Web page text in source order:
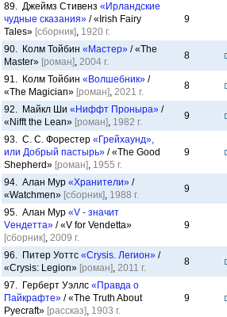
89. Джеймз Стивенз «Ирландские
чудные сказания» / «Irish Fairy
Tales» [сборник], 1920 г.
9
90. Колм Тойбин «Мастер» / «The
Master» [роман], 2004 г.
8
91. Колм Тойбин «Волшебник» /
«The Magician» [роман], 2021 г.
8
92. Майкл Ши «Ниффт Проныра» /
«Nifft the Lean» [роман], 1982 г.
9
93. С. С. Форестер «Грейхаунд»,
или Добрый пастырь» / «The Good
Shepherd» [роман], 1955 г.
9
94. Алан Мур «Хранители» /
«Watchmen» [сборник], 1988 г.
9
95. Алан Мур «V - значит
Vендетта» / «V for Vendetta»
[сборник], 2009 г.
9
96. Питер Уоттс «Crysis. Легион» /
«Crysis: Legion» [роман], 2011 г.
8
97. Герберт Уэллс «Правда о
Пайкрафте» / «The Truth About
Pyecraft» [рассказ], 1903 г.
9